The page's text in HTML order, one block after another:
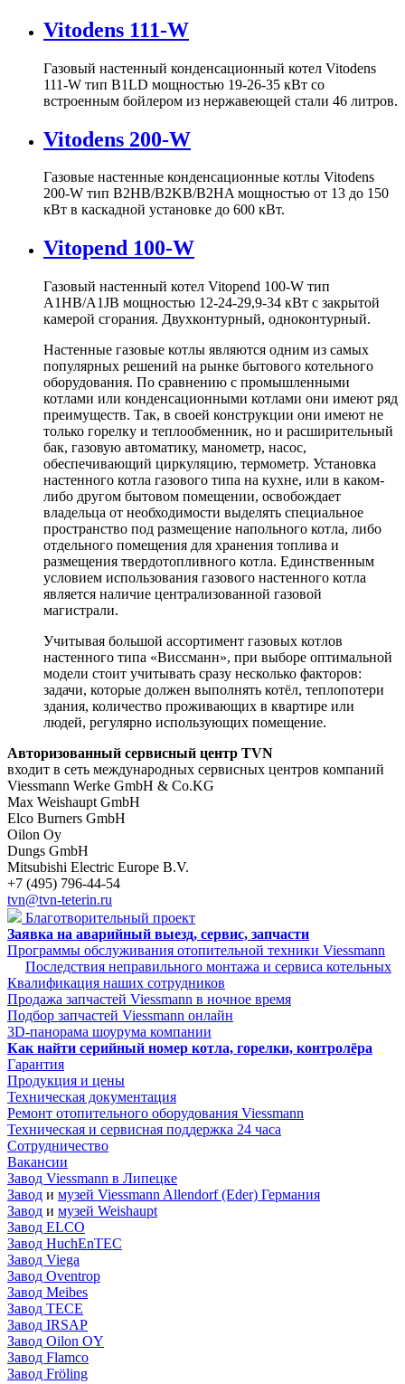
Vitodens 111-W
Газовый настенный конденсационный котел Vitodens
111-W тип B1LD мощностью 19-26-35 кВт со
встроенным бойлером из нержавеющей стали 46 литров.
Vitodens 200-W
Газовые настенные конденсационные котлы Vitodens
200-W тип B2HB/B2KB/B2HA мощностью от 13 до 150
кВт в каскадной установке до 600 кВт.
Vitopend 100-W
Газовый настенный котел Vitopend 100-W тип
A1HB/A1JB мощностью 12-24-29,9-34 кВт с закрытой
камерой сгорания. Двухконтурный, одноконтурный.
Настенные газовые котлы являются одним из самых
популярных решений на рынке бытового котельного
оборудования. По сравнению с промышленными
котлами или конденсационными котлами они имеют ряд
преимуществ. Так, в своей конструкции они имеют не
только горелку и теплообменник, но и расширительный
бак, газовую автоматику, манометр, насос,
обеспечивающий циркуляцию, термометр. Установка
настенного котла газового типа на кухне, или в каком-
либо другом бытовом помещении, освобождает
владельца от необходимости выделять специальное
пространство под размещение напольного котла, либо
отдельного помещения для хранения топлива и
размещения твердотопливного котла. Единственным
условием использования газового настенного котла
является наличие централизованной газовой
магистрали.
Учитывая большой ассортимент газовых котлов
настенного типа «Виссманн», при выборе оптимальной
модели стоит учитывать сразу несколько факторов:
задачи, которые должен выполнять котёл, теплопотери
здания, количество проживающих в квартире или
людей, регулярно использующих помещение.
Авторизованный сервисный центр TVN
входит в сеть международных сервисных центров компаний
Viessmann Werke GmbH & Co.KG
Max Weishaupt GmbH
Elco Burners GmbH
Oilon Oy
Dungs GmbH
Mitsubishi Electric Europe B.V.
+7 (495) 796-44-54
tvn@tvn-teterin.ru
Благотворительный проект
Заявка на аварийный выезд, сервис, запчасти
Программы обслуживания отопительной техники Viessmann
Последствия неправильного монтажа и сервиса котельных
Квалификация наших сотрудников
Продажа запчастей Viessmann в ночное время
Подбор запчастей Viessmann онлайн
3D-панорама шоурума компании
Как найти серийный номер котла, горелки, контролёра
Гарантия
Продукция и цены
Техническая документация
Ремонт отопительного оборудования Viessmann
Техническая и сервисная поддержка 24 часа
Сотрудничество
Вакансии
Завод Viessmann в Липецке
Завод и музей Viessmann Allendorf (Eder) Германия
Завод и музей Weishaupt
Завод ELCO
Завод HuchEnTEC
Завод Viega
Завод Oventrop
Завод Meibes
Завод TECE
Завод IRSAP
Завод Oilon OY
Завод Flamco
Завод Fröling